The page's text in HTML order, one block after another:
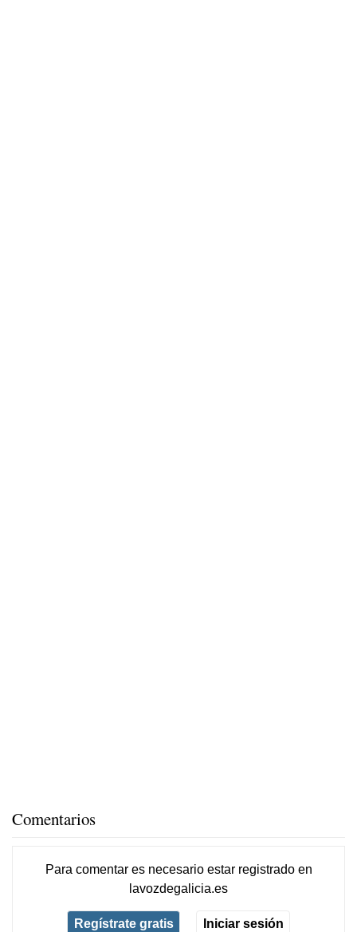
Comentarios
Para comentar es necesario estar registradoen
lavozdegalicia.es
Regístrate gratis Iniciar sesión